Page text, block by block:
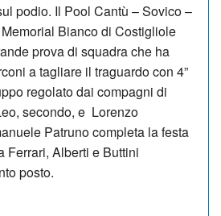
podio. Il Pool Cantù – Sovico –
Bianco di Costigliole
prova di squadra che ha
a tagliare il traguardo con 4”
regolato dai compagni di
secondo, e Lorenzo
Patruno completa la festa
Ferrari, Alberti e Buttini
posto.